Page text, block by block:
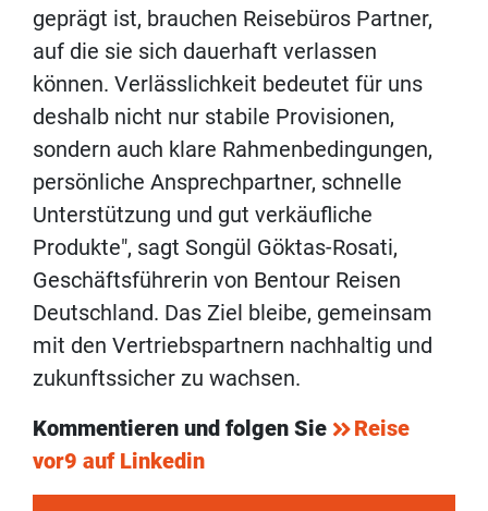
geprägt ist, brauchen Reisebüros Partner,
auf die sie sich dauerhaft verlassen
können. Verlässlichkeit bedeutet für uns
deshalb nicht nur stabile Provisionen,
sondern auch klare Rahmenbedingungen,
persönliche Ansprechpartner, schnelle
Unterstützung und gut verkäufliche
Produkte", sagt Songül Göktas-Rosati,
Geschäftsführerin von Bentour Reisen
Deutschland. Das Ziel bleibe, gemeinsam
mit den Vertriebspartnern nachhaltig und
zukunftssicher zu wachsen.
Kommentieren und folgen Sie
Reise
vor9 auf Linkedin